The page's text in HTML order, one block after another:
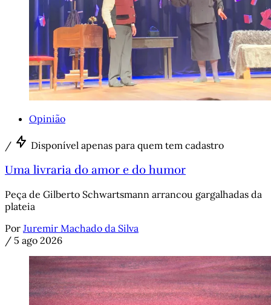
Opinião
/ Disponível apenas para quem tem cadastro
Uma livraria do amor e do humor
Peça de Gilberto Schwartsmann arrancou gargalhadas da
plateia
Por Juremir Machado da Silva
/ 5 ago 2026